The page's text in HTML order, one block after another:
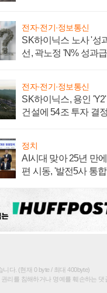
전자·전기·정보통신
SK하이닉스 노사 '성
선, 곽노정 'N% 성과
전자·전기·정보통신
SK하이닉스, 용인
건설에 54조 투자 결정
정치
AI시대 맞아 25년 만
편 시동, '발전5사 통
니다. (현재 0 byte / 최대 400byte)
리를 침해하거나 명예를 훼손하는 댓